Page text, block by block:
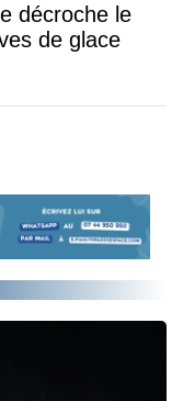
décroche le
de glace